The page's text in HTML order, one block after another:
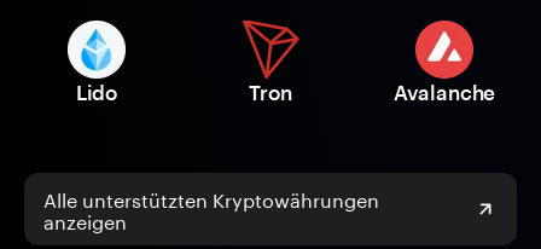
Lido Tron Avalanche
Alle unterstützten Kryptowährungen
anzeigen